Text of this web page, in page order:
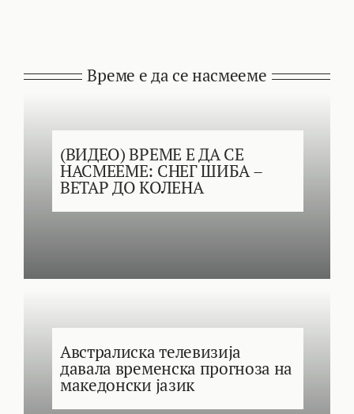
Време е да се насмееме
(ВИДЕО) ВРЕМЕ Е ДА СЕ
НАСМЕЕМЕ: СНЕГ ШИБА –
ВЕТАР ДО КОЛЕНА
Австралиска телевизија
давала временска прогноза на
македонски јазик